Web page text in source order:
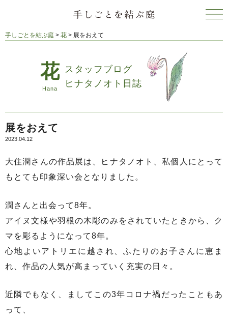
手しごとを結ぶ庭 > 花 > 展をおえて
スタッフブログ
ヒナタノオト日誌
展をおえて
2023.04.12
大住潤さんの作品展は、ヒナタノオト、私個人にとって
もとても印象深い会となりました。
潤さんと出会って8年。
アイヌ文様や羽根の木彫のみをされていたときから、ク
マを彫るようになって8年。
心地よいアトリエに越され、ふたりのお子さんに恵ま
れ、作品の人気が高まっていく充実の日々。
近隣でもなく、ましてこの3年コロナ禍だったこともあ
って、